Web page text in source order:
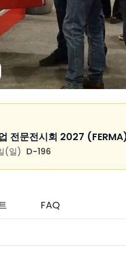
전문전시회 2027
(일) D-196
FAQ